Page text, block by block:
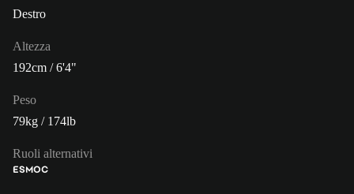
Destro
Altezza
192cm / 6'4"
Peso
79kg / 174lb
Ruoli alternativi
ESMOC